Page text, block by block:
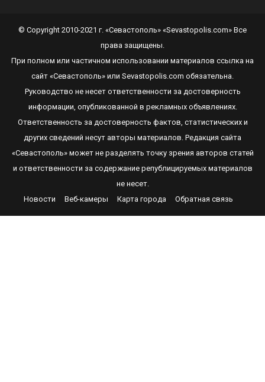
© Copyright 2010-2021 г. «Севастополь» «Sevastopolis.com» Все
права защищены.
При полном или частичном использовании материалов ссылка на
сайт «Севастополь» или Sevastopolis.com обязательна.
Руководство не несет ответственности за достоверность
информации, опубликованной в рекламных объявлениях.
Ответственность за достоверность фактов, статистических и
других сведений несут авторы материалов. Редакция сайта
«Севастополь»может не разделять точку зрения авторов статей
и ответственности за содержание републицируемых материалов
не несет.
Новости
Веб-камеры Карта города Обратная связь